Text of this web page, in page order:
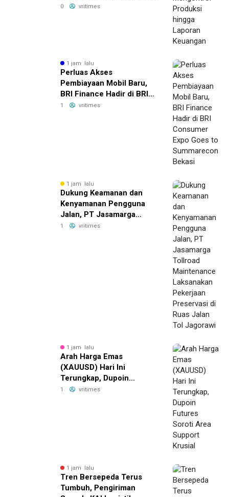
Keuangan
0 vritimes
1 jam lalu
Perluas Akses
Pembiayaan Mobil Baru,
BRI Finance Hadir di BRI
Consumer Expo Goes to
1 vritimes
1 jam lalu
Dukung Keamanan dan
Kenyamanan Pengguna
Jalan, PT Jasamarga
Tollroad Maintenance
1 vritimes
1 jam lalu
Arah Harga Emas
(XAUUSD) Hari Ini
Terungkap, Dupoin
Futures Soroti Area
1 vritimes
1 jam lalu
Tren Bersepeda Terus
Tumbuh, Pengiriman